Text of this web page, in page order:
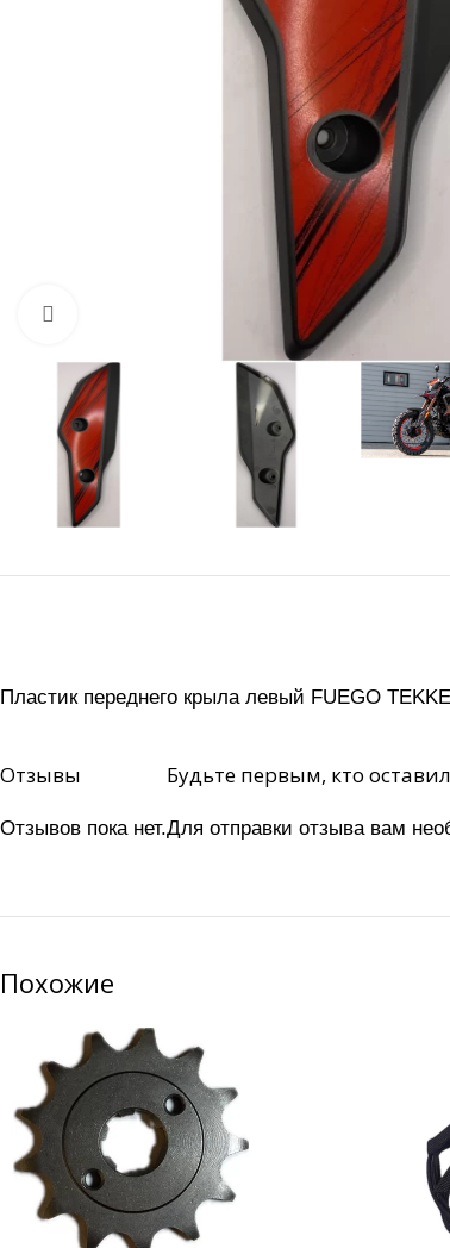
Нажмите, чтобы увеличить
Пластик переднего крыла левый FUEGO
Отзывы
Отзывов пока нет.
Будьте первым, кто
Для отправки отзыва вам
Похожие